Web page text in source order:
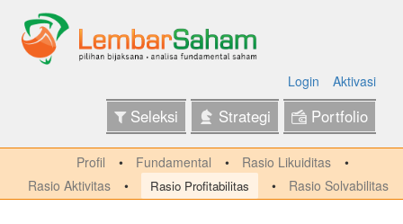
Login Aktivasi
Seleksi Strategi Portfolio
Profil Fundamental
Rasio Likuiditas
Rasio Aktivitas
Rasio Profitabilitas Rasio Solvabilitas